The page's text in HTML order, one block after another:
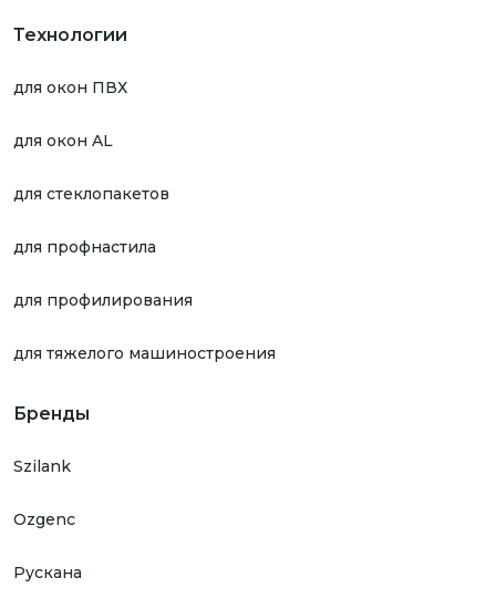
Технологии
для окон ПВХ
для окон AL
для стеклопакетов
для профнастила
для профилирования
для тяжелого машиностроения
Бренды
Szilank
Ozgenc
Рускана